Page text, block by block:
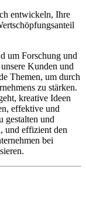
entwickeln, Ihre
um Forschung und
Kunden und
Themen, um durch
zu stärken.
kreative Ideen
effektive und
gestalten und
und effizient den
bei